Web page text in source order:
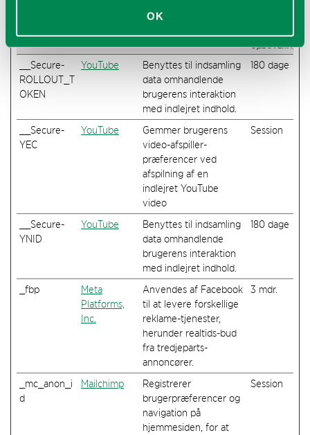
OK
Navn Udbyder Formål
Maksimal
__Secure-
ROLLOUT_T
OKEN
YouTube
Benyttes til indsamling
data omhandlende
brugerens interaktion
med indlejret indhold.
180 dage
__Secure-
YEC
YouTube
Gemmer brugerens
video-afspiller-
præferencer ved
afspilning af en
indlejret YouTube
video
Session
__Secure-
YNID
YouTube
Benyttes til indsamling
data omhandlende
brugerens interaktion
med indlejret indhold.
180 dage
_fbp
Meta
Platforms,
Inc.
Anvendes af Facebook
til at levere forskellige
reklame-tjenester,
herunder realtids-bud
fra tredjeparts-
annoncører.
3 mdr.
_mc_anon_i
d
Mailchimp
Registrerer
brugerpræferencer og
navigation på
hjemmesiden, for at
Session